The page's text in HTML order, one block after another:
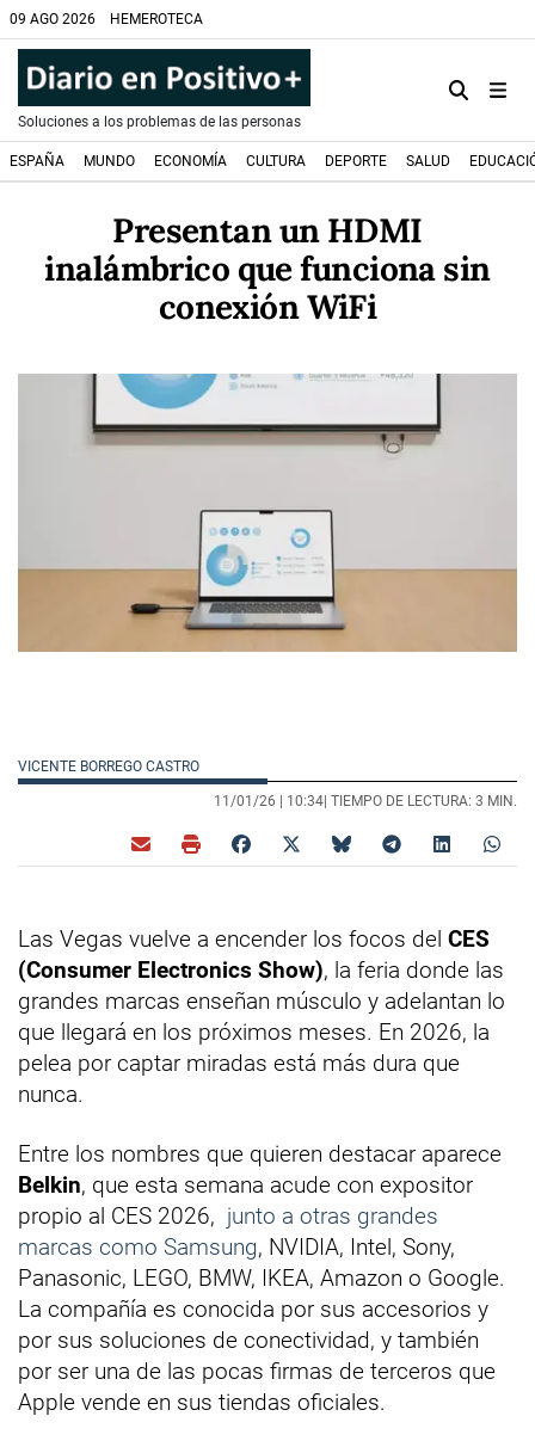
09 AGO 2026 HEMEROTECA
Soluciones a los problemas de las personas
ESPAÑA MUNDO ECONOMÍA CULTURA DEPORTE SALUD
Presentan un HDMI
inalámbrico que funciona sin
conexión WiFi
VICENTE BORREGO CASTRO
11/01/26 | 10:34 | TIEMPO DE LECTURA: 3 MIN.
Las Vegas vuelve a encender los focos del CES
(Consumer Electronics Show), la feria donde las
grandes marcas enseñan músculo y adelantan lo
que llegará en los próximos meses. En 2026, la
pelea por captar miradas está más dura que
nunca.
Entre los nombres que quieren destacar aparece
Belkin, que esta semana acude con expositor
propio al CES 2026, junto a otras grandes
marcas como Samsung, NVIDIA, Intel, Sony,
Panasonic, LEGO, BMW, IKEA, Amazon o Google.
La compañía es conocida por sus accesorios y
por sus soluciones de conectividad, y también
por ser una de las pocas firmas de terceros que
Apple vende en sus tiendas oficiales.